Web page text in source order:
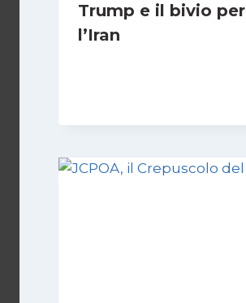
Trump e il bivio per
l’Iran